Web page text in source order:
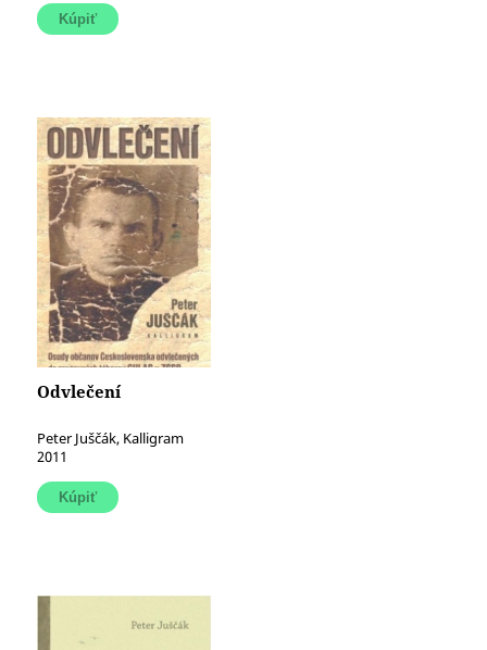
Odvlečení
Peter Juščák, Kalligram
2011